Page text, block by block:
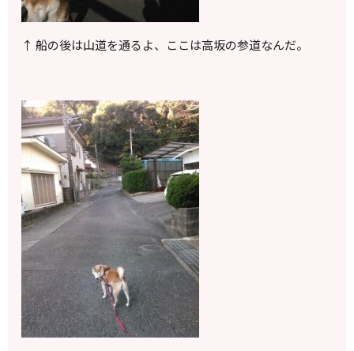
↑ 船の後は山道を通るよ、ここは高坂の参道なんだ。